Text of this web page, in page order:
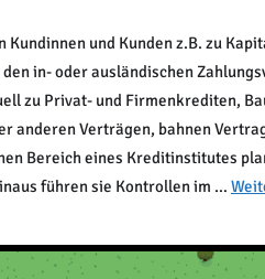
und Kunden z.B. zu
in- oder ausländischen
zu Privat- und Firmenkrediten,
anderen Verträgen, bahnen
Bereich eines Kreditinstitutes
führen sie Kontrollen im …